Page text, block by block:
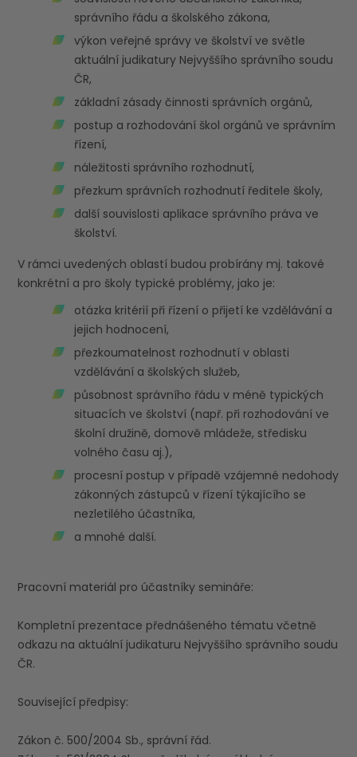
správního řádu a školského zákona,
výkon veřejné správy ve školství ve světle
aktuální judikatury Nejvyššího správního soudu
ČR,
základní zásady činnosti správních orgánů,
postup a rozhodování škol orgánů ve správním
řízení,
náležitosti správního rozhodnutí,
přezkum správních rozhodnutí ředitele školy,
další souvislosti aplikace správního práva ve
školství.
V rámci uvedených oblastí budou probírány mj. takové
konkrétní a pro školy typické problémy, jako je:
otázka kritérií při řízení o přijetí ke vzdělávání a
jejich hodnocení,
přezkoumatelnost rozhodnutí v oblasti
vzdělávání a školských služeb,
působnost správního řádu v méně typických
situacích ve školství (např. při rozhodování ve
školní družině, domově mládeže, středisku
volného času aj.),
procesní postup v případě vzájemné nedohody
zákonných zástupců v řízení týkajícího se
nezletilého účastníka,
a mnohé další.
Pracovní materiál pro účastníky semináře:
Kompletní prezentace přednášeného tématu včetně
odkazu na aktuální judikaturu Nejvyššího správního soudu
ČR.
Související předpisy:
Zákon č. 500/2004 Sb., správní řád.